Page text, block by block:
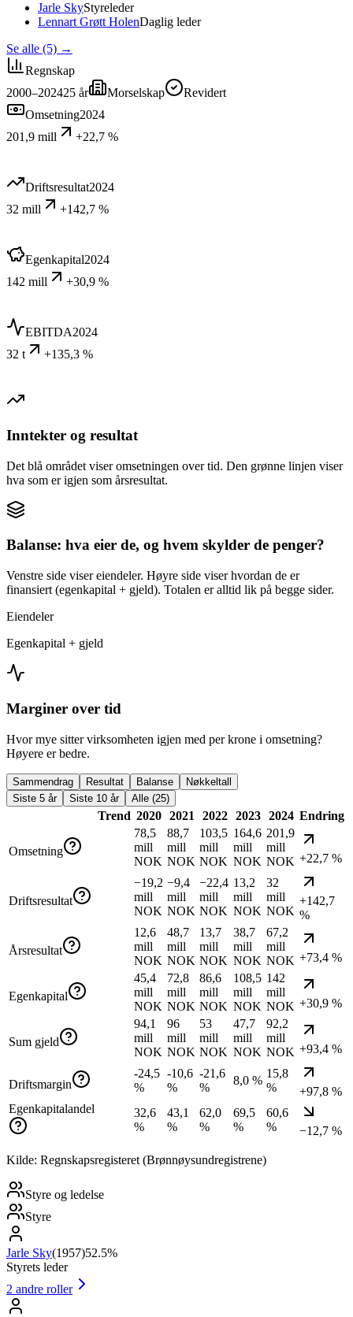
Jarle SkyStyreleder
Lennart Grøtt HolenDaglig leder
Se alle (5) →
Regnskap
2000–202425 år Morselskap
Revidert
Omsetning2024
201,9 mill
+22,7 %
Driftsresultat2024
32 mill
+142,7 %
Egenkapital2024
142 mill
+30,9 %
EBITDA2024
32 t
+135,3 %
Inntekter og resultat
Det blå området viser omsetningen over tid. Den grønne linjen viser
hva som er igjen som årsresultat.
Balanse: hva eier de, og hvem skylder de penger?
Venstre side viser eiendeler. Høyre side viser hvordan de er
finansiert (egenkapital + gjeld). Totalen er alltid lik på begge sider.
Eiendeler
Egenkapital + gjeld
Marginer over tid
Hvor mye sitter virksomheten igjen med per krone i omsetning?
Høyere er bedre.
Sammendrag Resultat Balanse
Nøkkeltall
Siste 5 år
Siste 10 år Alle (25)
Trend 2020 2021 2022 2023 2024 Endring
Omsetning
78,5
mill
NOK
88,7
mill
NOK
103,5
mill
NOK
164,6
mill
NOK
201,9
mill
NOK +22,7 %
Driftsresultat
−19,2
mill
NOK
−9,4
mill
NOK
−22,4
mill
NOK
13,2
mill
NOK
32
mill
NOK
+142,7
%
Årsresultat
12,6
mill
NOK
48,7
mill
NOK
13,7
mill
NOK
38,7
mill
NOK
67,2
mill
NOK +73,4 %
Egenkapital
45,4
mill
NOK
72,8
mill
NOK
86,6
mill
NOK
108,5
mill
NOK
142
mill
NOK +30,9 %
Sum gjeld
94,1
mill
NOK
96
mill
NOK
53
mill
NOK
47,7
mill
NOK
92,2
mill
NOK +93,4 %
Driftsmargin
-24,5
%
-10,6
%
-21,6
%
8,0 %
15,8
%
+97,8 %
Egenkapitalandel
32,6
%
43,1
%
62,0
%
69,5
%
60,6
%
−12,7 %
Kilde: Regnskapsregisteret (Brønnøysundregistrene)
Styre og ledelse
Styre
Jarle Sky(1957)52.5%
Styrets leder
2 andre roller